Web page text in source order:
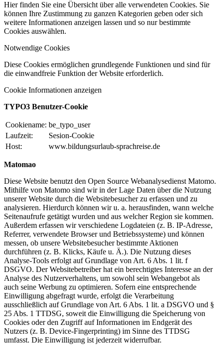
Hier finden Sie eine Übersicht über alle verwendeten Cookies. Sie
können Ihre Zustimmung zu ganzen Kategorien geben oder sich
weitere Informationen anzeigen lassen und so nur bestimmte
Cookies auswählen.
Notwendige Cookies
Diese Cookies ermöglichen grundlegende Funktionen und sind für
die einwandfreie Funktion der Website erforderlich.
Cookie Informationen anzeigen
TYPO3 Benutzer-Cookie
Cookiename: be_typo_user
Laufzeit:
Sesion-Cookie
Host:
www.bildungsurlaub-sprachreise.de
Matomao
Diese Website benutzt den Open Source Webanalysedienst Matomo.
Mithilfe von Matomo sind wir in der Lage Daten über die Nutzung
unserer Website durch die Websitebesucher zu erfassen und zu
analysieren. Hierdurch können wir u. a. herausfinden, wann welche
Seitenaufrufe getätigt wurden und aus welcher Region sie kommen.
Außerdem erfassen wir verschiedene Logdateien (z. B. IP-Adresse,
Referrer, verwendete Browser und Betriebssysteme) und können
messen, ob unsere Websitebesucher bestimmte Aktionen
durchführen (z. B. Klicks, Käufe u. Ä.). Die Nutzung dieses
Analyse-Tools erfolgt auf Grundlage von Art. 6 Abs. 1 lit. f
DSGVO. Der Websitebetreiber hat ein berechtigtes Interesse an der
Analyse des Nutzerverhaltens, um sowohl sein Webangebot als
auch seine Werbung zu optimieren. Sofern eine entsprechende
Einwilligung abgefragt wurde, erfolgt die Verarbeitung
ausschließlich auf Grundlage von Art. 6 Abs. 1 lit. a DSGVO und §
25 Abs. 1 TTDSG, soweit die Einwilligung die Speicherung von
Cookies oder den Zugriff auf Informationen im Endgerät des
Nutzers (z. B. Device-Fingerprinting) im Sinne des TTDSG
umfasst. Die Einwilligung ist jederzeit widerrufbar.